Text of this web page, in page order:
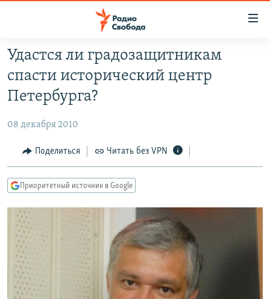
упрощенного
доступа
Вернуться
основному
Вернутся
главной
навигации
Вернутся
поиску
ПРОГРАММЫ
ПОДКАСТЫ
АВТОРСКИЕ ПРОЕКТЫ
ЦИТАТЫ СВОБОДЫ
МНЕНИЯ
IDEL.РЕАЛИИ
КАВКАЗ.РЕАЛИИ
СЕВЕР.РЕАЛИИ
СИБИРЬ.РЕАЛИИ
РАСПИСАНИЕ ВЕЩАНИЯ
Удастся ли градозащитникам
спасти исторический центр
Петербурга?
08 декабря 2010
Поделиться Читать без VPN
Приоритетный источник в Google